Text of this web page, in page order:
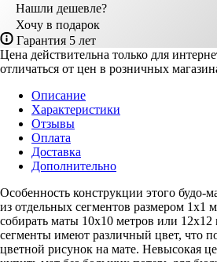
Нашли дешевле?
Хочу в подарок
Гарантия 5 лет
Цена действительна только для
отличаться от цен в розничных
Описание
Характеристики
Отзывы
Оплата
Доставка
Дополнительно
Особенность конструкции этого будо-
из отдельных сегментов размером 1х1
собирать маты 10х10 метров или 12х12
сегменты имеют различный цвет, что
цветной рисунок на мате. Невысокая